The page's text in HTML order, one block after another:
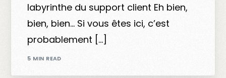
labyrinthe du support client Eh bien,
bien, bien… Si vous êtes ici, c’est
probablement […]
5 MIN READ